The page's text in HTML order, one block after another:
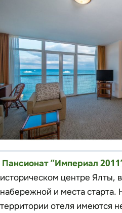
Пансионат “Империал
историческом центре Ялты,
набережной и места старта.
территории отеля имеются